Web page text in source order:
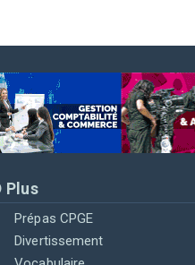
Plus
Prépas CPGE
Divertissement